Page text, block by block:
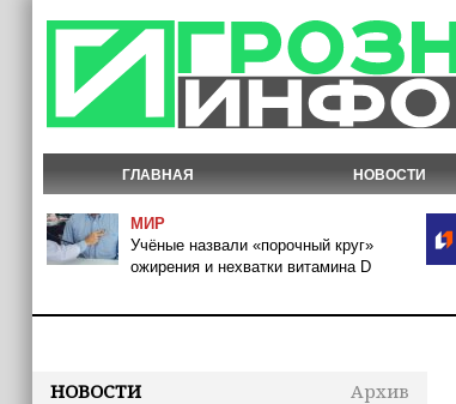
ГЛАВНАЯ НОВОСТИ
МИР
Учёные назвали «порочный круг»
ожирения и нехватки витамина D
НОВОСТИ
Архив